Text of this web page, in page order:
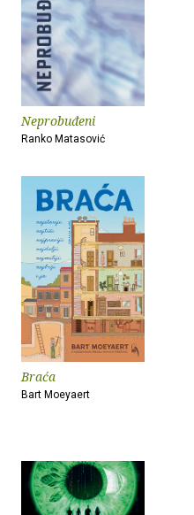
Neprobuđeni
Ranko Matasović
Braća
Bart Moeyaert